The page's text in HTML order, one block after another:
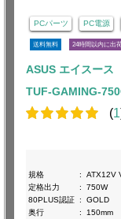
PCパーツ PC電源
送料無料 24時間以内に出
ASUS エイスース
TUF-GAMING-
(1
規格
:
ATX12V
定格出力
:
750W
80PLUS認証 :
GOLD
奥行
: 150mm